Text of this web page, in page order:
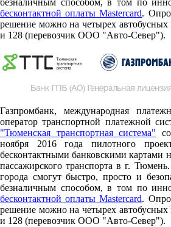
безналичным способом, в том по
бесконтактной оплаты Mastercard.
решение можно на четырех
и 128 (перевозчик ООО "Авто-Север").
Газпромбанк, международная
оператор транспортной платежной
"Тюменская транспортная система"
ноября 2016 года пилотного
бесконтактными банковскими картами
пассажирского транспорта в г.
города смогут быстро, просто и
безналичным способом, в том по
бесконтактной оплаты Mastercard.
решение можно на четырех
и 128 (перевозчик ООО "Авто-Север").